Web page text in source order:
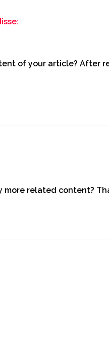
of your article? After
more related content?